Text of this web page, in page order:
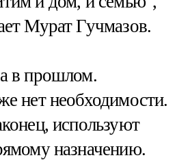
Мурат Гучмазов.
в прошлом.
нет необходимости.
используют
назначению.